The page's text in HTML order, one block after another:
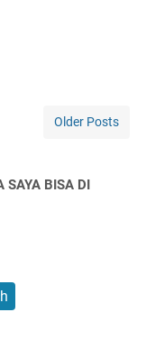
Older Posts
SAYA BISA DI